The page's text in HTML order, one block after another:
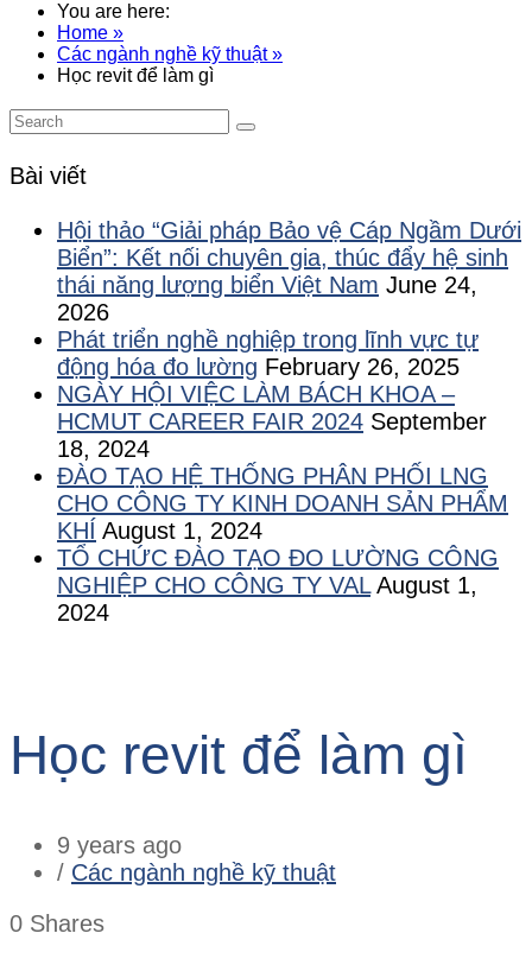
You are here:
Home »
Các ngành nghề kỹ thuật »
Học revit để làm gì
Bài viết
Hội thảo “Giải pháp Bảo vệ Cáp Ngầm Dưới
Biển”: Kết nối chuyên gia, thúc đẩy hệ sinh
thái năng lượng biển Việt Nam June 24,
2026
Phát triển nghề nghiệp trong lĩnh vực tự
động hóa đo lường February 26, 2025
NGÀY HỘI VIỆC LÀM BÁCH KHOA –
HCMUT CAREER FAIR 2024 September
18, 2024
ĐÀO TẠO HỆ THỐNG PHÂN PHỐI LNG
CHO CÔNG TY KINH DOANH SẢN PHẨM
KHÍ August 1, 2024
TỔ CHỨC ĐÀO TẠO ĐO LƯỜNG CÔNG
NGHIỆP CHO CÔNG TY VAL August 1,
2024
Học revit để làm gì
9 years ago
/ Các ngành nghề kỹ thuật
0 Shares